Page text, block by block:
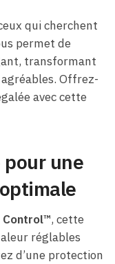
qui cherchent
permet de
transformant
Offrez-
avec cette
pour une
Control™, cette
réglables
d’une protection